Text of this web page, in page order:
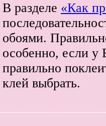
В разделе «Как
обоями.
особенно, если
правильно
клей выбрать.